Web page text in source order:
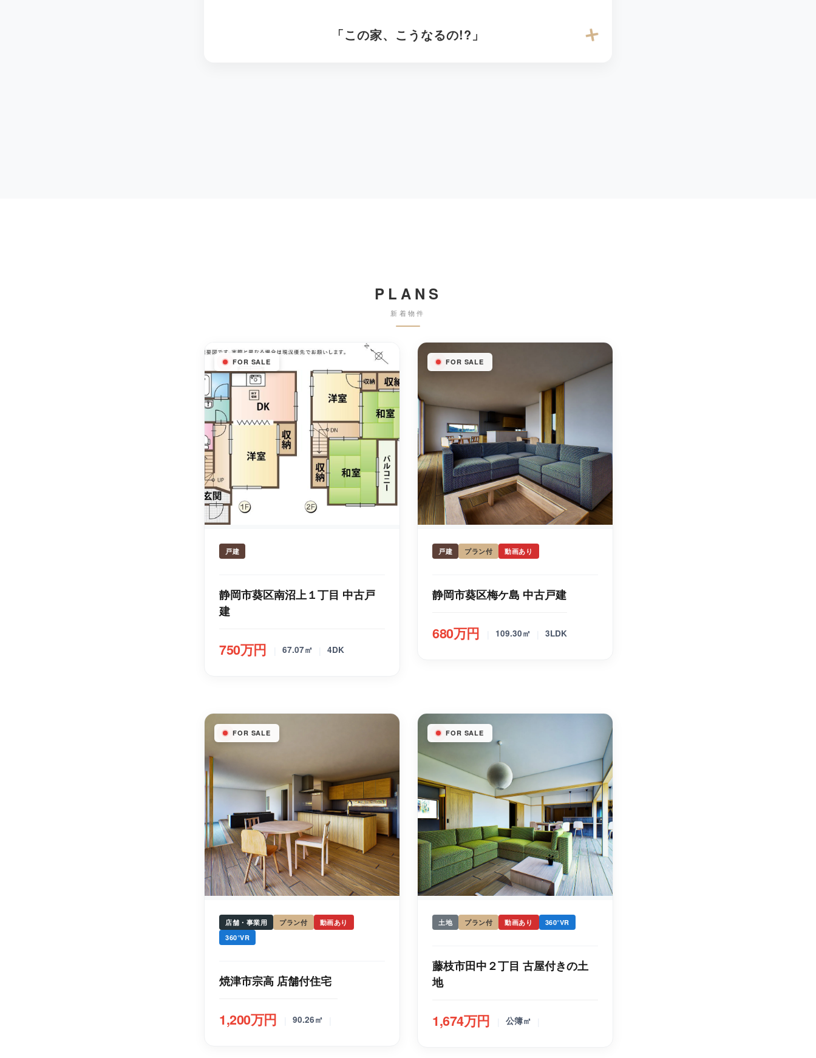
「この家、こうなるの!?」
PLANS
新着物件
FOR SALE
戸建
静岡市葵区南沼上１丁目 中古戸
建
750万円 67.07㎡ 4DK
FOR SALE
戸建 プラン付 動画あり
静岡市葵区梅ケ島 中古戸建
680万円 109.30㎡ 3LDK
FOR SALE
店舗・事業用 プラン付
動画あり
360°VR
焼津市宗高 店舗付住宅
1,200万円 90.26㎡
FOR SALE
土地 プラン付 動画あり 360°VR
藤枝市田中２丁目 古屋付きの土
地
1,674万円 公簿㎡